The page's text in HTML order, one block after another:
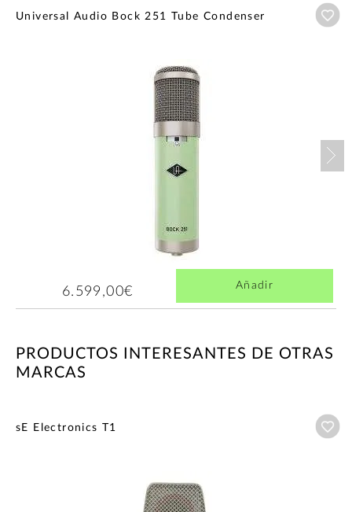
Universal Audio Bock 251 Tube Condenser
6.599,00€ Añadir
PRODUCTOS INTERESANTES DE OTRAS
MARCAS
sE Electronics T1